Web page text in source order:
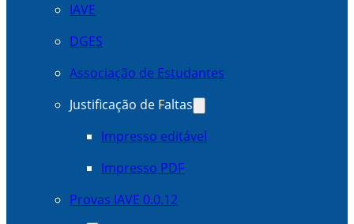
IAVE
DGES
Associação de Estudantes
Justificação de Faltas
Impresso editável
Impresso PDF
Provas IAVE 0.0.12